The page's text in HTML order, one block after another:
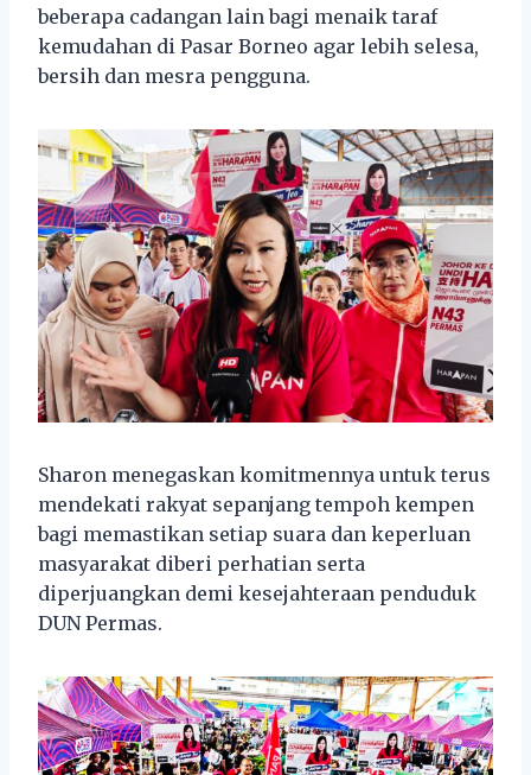
beberapa cadangan lain bagi menaik taraf
kemudahan di Pasar Borneo agar lebih selesa,
bersih dan mesra pengguna.
Sharon menegaskan komitmennya untuk terus
mendekati rakyat sepanjang tempoh kempen
bagi memastikan setiap suara dan keperluan
masyarakat diberi perhatian serta
diperjuangkan demi kesejahteraan penduduk
DUN Permas.